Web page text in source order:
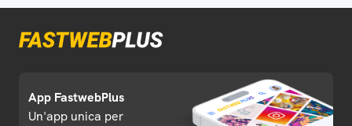
App FastwebPlus
Un'app unica per